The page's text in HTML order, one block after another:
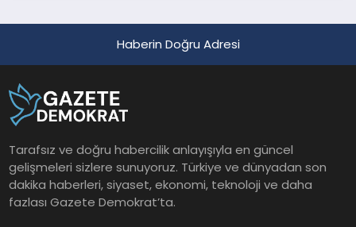
Haberin Doğru Adresi
Tarafsız ve doğru habercilik anlayışıyla en güncel
gelişmeleri sizlere sunuyoruz. Türkiye ve dünyadan son
dakika haberleri, siyaset, ekonomi, teknoloji ve daha
fazlası Gazete Demokrat’ta.